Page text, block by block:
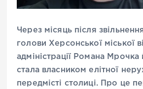
Через місяць після
голови Херсонської міської
адміністрації Романа
стала власником елітної
передмісті столиці. Про це